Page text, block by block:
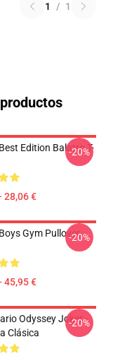
1 / 1
Edition Balatro T-
28,06 €
-20%
Gym Pullover
45,95 €
-20%
Odyssey Joker -
Clásica
-20%